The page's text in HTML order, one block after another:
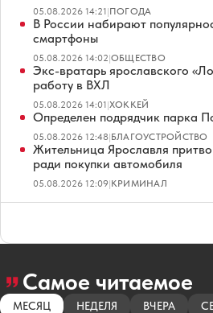
05.08.2026 14:21|ПОГОДА
В России набирают
смартфоны
05.08.2026 14:02|ОБЩЕСТВО
Экс-вратарь ярославского
работу в ВХЛ
05.08.2026 14:01|ХОККЕЙ
Определен подрядчик парка
05.08.2026 12:48|БЛАГОУСТРОЙСТВО
Жительница Ярославля
ради покупки автомобиля
05.08.2026 12:09|КРИМИНАЛ
Самое читаемое
МЕСЯЦ НЕДЕЛЯ ВЧЕРА